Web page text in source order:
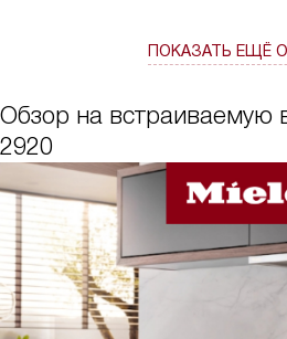
ПОКАЗАТЬ ЕЩЁ
Обзор на встраиваемую
2920